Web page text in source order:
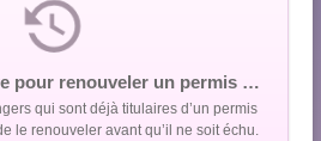
Procédures à suivre pour renouveler un permis de séjour
qui sont déjà titulaires d’un permis
le renouveler avant qu’il ne soit échu.